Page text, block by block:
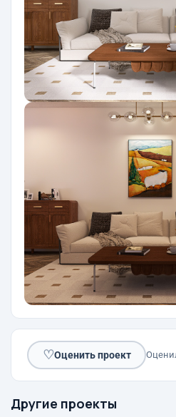
♡Оценить проект
Другие проекты